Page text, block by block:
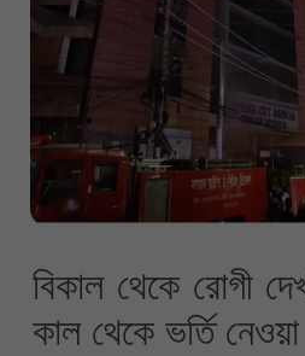
বিকাল থেকে রোগী
কাল থেকে ভর্তি